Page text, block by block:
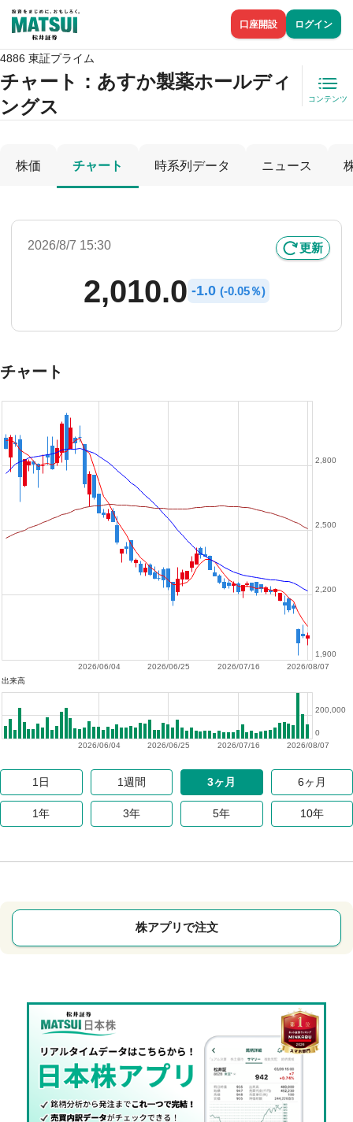
口座開設 ログイン
4886 東証プライム
チャート： あすか製薬ホールディ
ングス
コンテンツ
株価 チャート 時系列データ ニュース
2026/8/7 15:30 更新
2,010.0 -1.0 (-0.05％)
チャート
2026/08/07
2026/07/16
2026/06/25
2026/06/04
1,900
2,200
2,500
2,800
出来高
2026/08/07
2026/07/16
2026/06/25
2026/06/04
0
200,000
1日 1週間 3ヶ月 6ヶ月
1年 3年 5年 10年
株アプリで注文